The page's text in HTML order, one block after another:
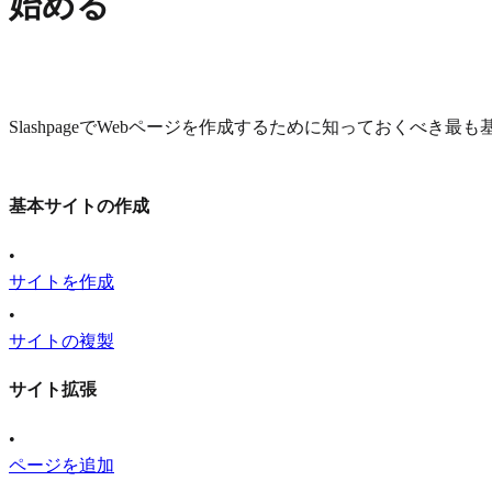
SlashpageでWebページを作成するために知っておくべき最も
基本サイトの作成
•
サイトを作成
•
サイトの複製
サイト拡張
•
ページを追加